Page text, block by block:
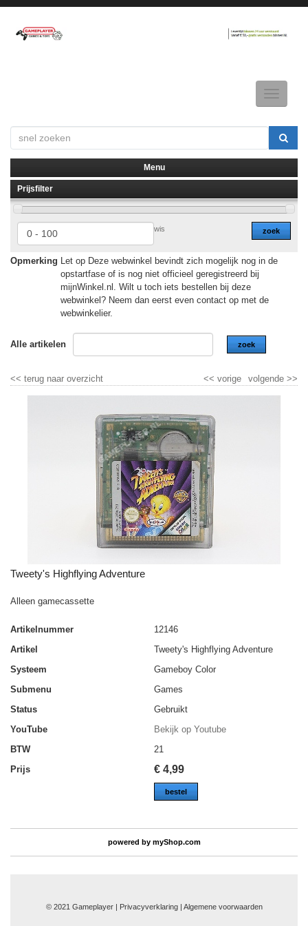
Toggle
▼
▼
Menu
Prijsfilter
zoek
wis
Opmerking Let op Deze webwinkel bevindt zich mogelijk nog in de
opstartfase of is nog niet officieel geregistreerd bij
mijnWinkel.nl. Wilt u toch iets bestellen bij deze
webwinkel? Neem dan eerst even contact op met de
webwinkelier.
Alle artikelen zoek
<< terug naar overzicht volgende >>
<< vorige
Tweety's Highflying Adventure
Alleen gamecassette
Artikelnummer
12146
Artikel
Tweety's Highflying Adventure
Systeem
Gameboy Color
Submenu
Games
Status
Gebruikt
YouTube
Bekijk op Youtube
BTW
21
Prijs
€ 4,99
bestel
powered by myShop.com
© 2021 Gameplayer | Privacyverklaring | Algemene voorwaarden